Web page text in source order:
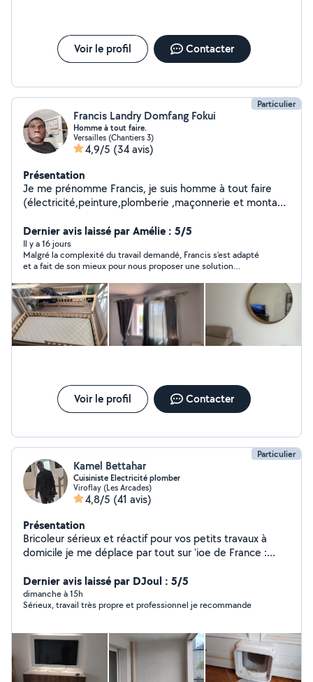
Voir le profil Contacter
Particulier
Francis Landry Domfang Fokui
Homme à tout faire.
Versailles (Chantiers 3)
4,9/5 (34 avis)
Présentation
Je me prénomme Francis, je suis homme à tout faire
(électricité,peinture,plomberie ,maçonnerie et montage
Dernier avis laissé par Amélie : 5/5
Il y a 16 jours
Malgré la complexité du travail demandé, Francis s’est adapté
et a fait de son mieux pour nous proposer une solution
professionnelle. 🙂
Voir le profil Contacter
Particulier
Kamel Bettahar
Cuisiniste Electricité plomber
Viroflay (Les Arcades)
4,8/5 (41 avis)
Présentation
Bricoleur sérieux et réactif pour vos petits travaux à
domicile je me déplace par tout sur 'ioe de France :
luminaires, Réparations plomberie et électricité.
Nettoyage de terrasse, Garage Balcon et organisation
et optimisation et création des espaces du rangement
Dernier avis laissé par DJoul : 5/5
dimanche à 15h
Sérieux, travail très propre et professionnel je recommande